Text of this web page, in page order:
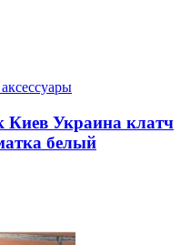
Украина клатч
белый